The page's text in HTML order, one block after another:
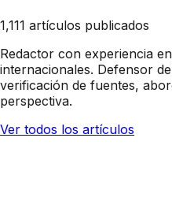
1,111 artículos publicados
Redactor con experiencia
internacionales. Defensor
verificación de fuentes,
perspectiva.
Ver todos los artículos